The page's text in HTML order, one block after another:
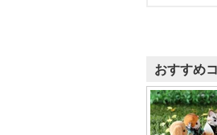
おすすめ